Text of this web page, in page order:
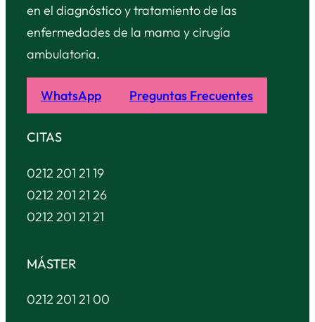
en el diagnóstico y tratamiento de las
enfermedades de la mama y cirugía
ambulatoria.
WhatsApp Preguntas Frecuentes
CITAS
0212 201 21 19
0212 201 21 26
0212 201 21 21
MÁSTER
0212 201 21 00